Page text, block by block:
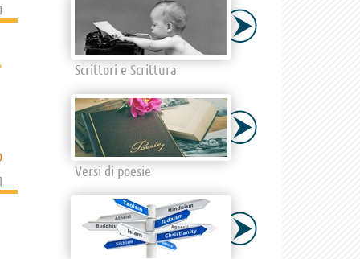
]
]
Scrittori e Scrittura
Versi di poesie